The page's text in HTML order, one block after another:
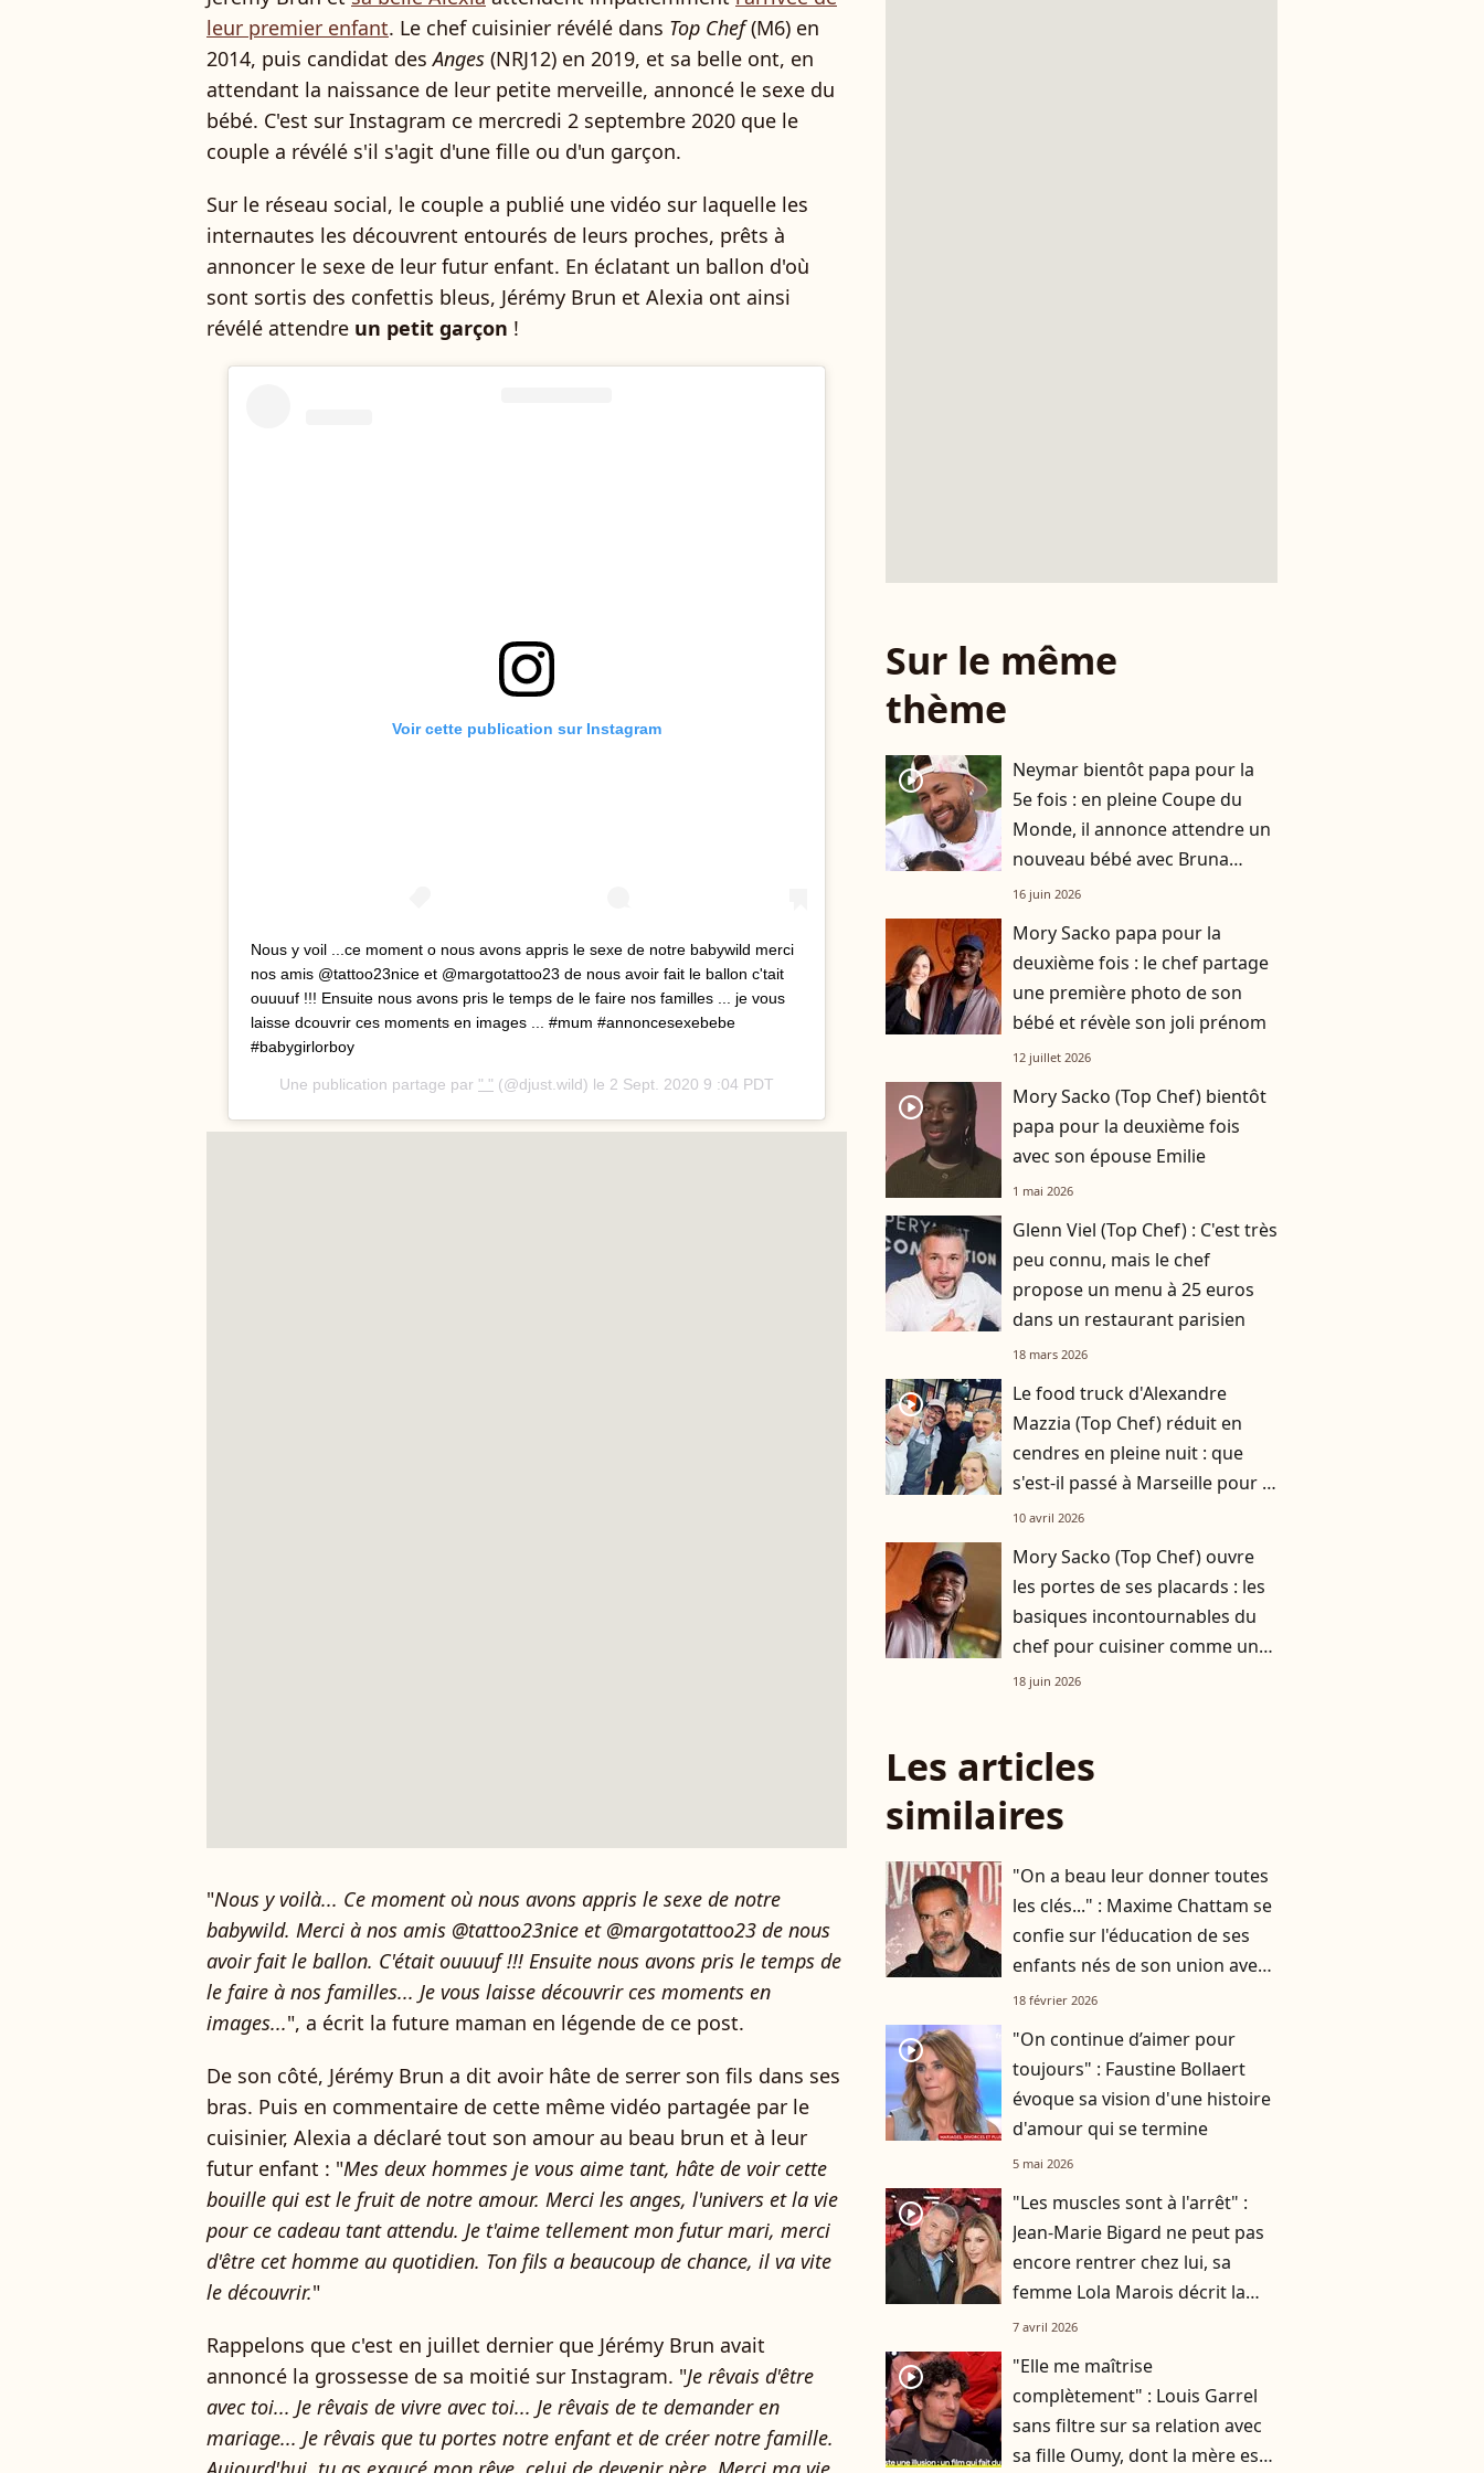
leur premier enfant. Le chef cuisinier révélé dans Top Chef(M6) en
2014, puis candidat desAnges (NRJ12) en 2019, et sa belle ont, en
attendant la naissance de leur petite merveille, annoncé le sexe du
bébé. C'est sur Instagram ce mercredi 2 septembre 2020 que le
couple a révélé s'il s'agit d'une fille ou d'un garçon.
Sur le réseau social, le couple a publié une vidéo sur laquelle les
internautes les découvrent entourés de leurs proches, prêts à
annoncer le sexe de leur futur enfant. En éclatant un ballon d'où
sont sortis des confettis bleus, Jérémy Brun et Alexia ont ainsi
révélé attendre un petit garçon !
Voir cette publication sur Instagram
Nous y voil ...ce moment o nous avons appris le sexe de notre babywild merci
nos amis @tattoo23nice et @margotattoo23 de nous avoir fait le ballon c'tait
ouuuuf !!! Ensuite nous avons pris le temps de le faire nos familles ... je vous
laisse dcouvrir ces moments en images ... #mum #annoncesexebebe
#babygirlorboy
Une publication partage par " " (@djust.wild) le 2 Sept. 2020 9 :04 PDT
"Nous y voilà... Ce moment où nous avons appris le sexe de notre
babywild. Merci à nos amis @tattoo23nice et @margotattoo23 de nous
avoir fait le ballon. C'était ouuuuf !!! Ensuite nous avons pris le temps de
le faire à nos familles... Je vous laisse découvrir ces moments en
images...", a écrit la future maman en légende de ce post.
De son côté, Jérémy Brun a dit avoir hâte de serrer son fils dans ses
bras. Puis en commentaire de cette même vidéo partagée par le
cuisinier, Alexia a déclaré tout son amour au beau brun et à leur
futur enfant : "Mes deux hommes je vous aime tant, hâte de voir cette
bouille qui est le fruit de notre amour. Merci les anges, l'univers et la vie
pour ce cadeau tant attendu. Je t'aime tellement mon futur mari, merci
d'être cet homme au quotidien. Ton fils a beaucoup de chance, il va vite
le découvrir."
Rappelons que c'est en juillet dernier que Jérémy Brun avait
annoncé la grossesse de sa moitié sur Instagram. "Je rêvais d'être
avec toi... Je rêvais de vivre avec toi... Je rêvais de te demander en
mariage... Je rêvais que tu portes notre enfant et de créer notre famille.
Sur le même
thème
player2
Neymar bientôt papa pour la
5e fois : en pleine Coupe du
Monde, il annonce attendre un
nouveau bébé avec Bruna
Biancardi
16 juin 2026
Mory Sacko papa pour la
deuxième fois : le chef partage
une première photo de son
bébé et révèle son joli prénom
12 juillet 2026
player2
Mory Sacko (Top Chef) bientôt
papa pour la deuxième fois
avec son épouse Emilie
1 mai 2026
Glenn Viel (Top Chef) : C'est très
peu connu, mais le chef
propose un menu à 25 euros
dans un restaurant parisien
18 mars 2026
player2
Le food truck d'Alexandre
Mazzia (Top Chef) réduit en
cendres en pleine nuit : que
s'est-il passé à Marseille pour le
chef triplement étoilé ?
10 avril 2026
Mory Sacko (Top Chef) ouvre
les portes de ses placards : les
basiques incontournables du
chef pour cuisiner comme un
pro
18 juin 2026
Les articles
similaires
"On a beau leur donner toutes
les clés..." : Maxime Chattam se
confie sur l'éducation de ses
enfants nés de son union avec
Faustine Bollaert
18 février 2026
player2
"On continue d’aimer pour
toujours" : Faustine Bollaert
évoque sa vision d'une histoire
d'amour qui se termine
5 mai 2026
player2
"Les muscles sont à l'arrêt" :
Jean-Marie Bigard ne peut pas
encore rentrer chez lui, sa
femme Lola Marois décrit la
situation
7 avril 2026
player2
"Elle me maîtrise
complètement" : Louis Garrel
sans filtre sur sa relation avec
sa fille Oumy, dont la mère est